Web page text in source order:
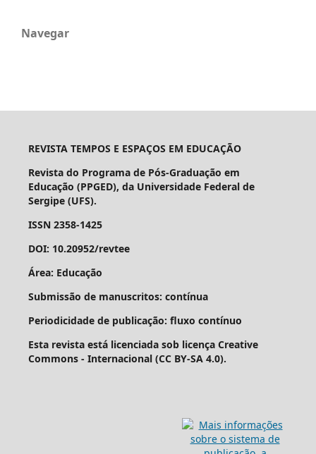
Navegar
REVISTA TEMPOS E ESPAÇOS EM EDUCAÇÃO
Revista do Programa de Pós-Graduação em
Educação (PPGED), da Universidade Federal de
Sergipe (UFS).
ISSN 2358-1425
DOI: 10.20952/revtee
Área: Educação
Submissão de manuscritos: contínua
Periodicidade de publicação: fluxo contínuo
Esta revista está licenciada sob licença Creative
Commons - Internacional (CC BY-SA 4.0).